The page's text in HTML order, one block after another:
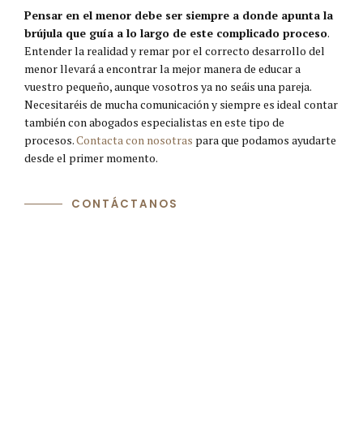
Pensar en el menor debe ser siempre a donde apunta la
brújula que guía a lo largo de este complicado proceso.
Entender la realidad y remar por el correcto desarrollo del
menor llevará a encontrar la mejor manera de educar a
vuestro pequeño, aunque vosotros ya no seáis una pareja.
Necesitaréis de mucha comunicación y siempre es ideal contar
también con abogados especialistas en este tipo de
procesos.Contacta con nosotras para que podamos ayudarte
desde el primer momento.
CONTÁCTANOS